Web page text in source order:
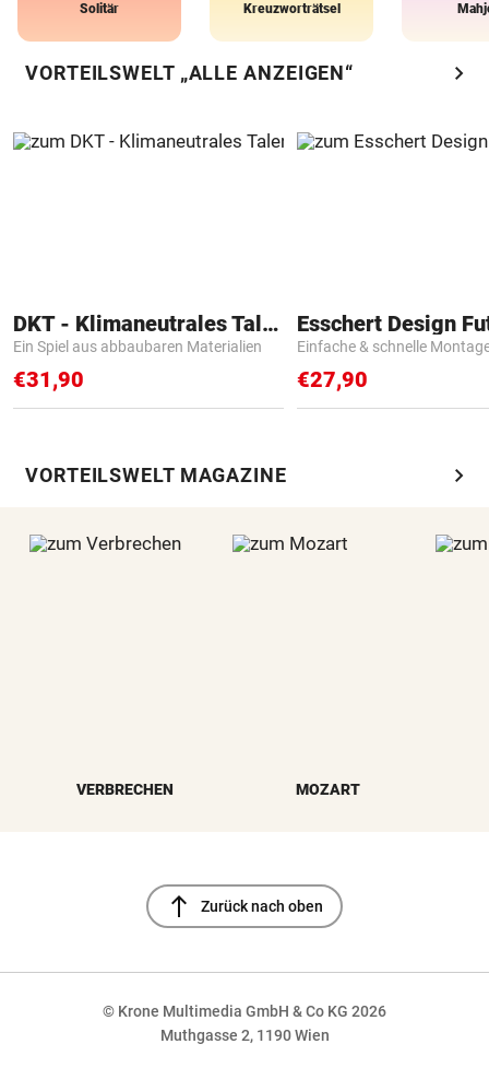
Solitär Kreuzworträtsel
VORTEILSWELT „ALLE ANZEIGEN“ chevron_right
DKT - Klimaneutrales Talent
Ein Spiel aus abbaubaren Materialien
€31,90
Einfache & schnelle
€27,90
VORTEILSWELT MAGAZINE chevron_right
VERBRECHEN MOZART
north Zurück nach oben
© Krone Multimedia GmbH & Co KG 2026
Muthgasse 2, 1190 Wien